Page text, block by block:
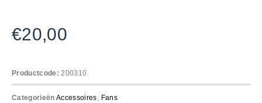
€20,00
Productcode:200310
Categorieën Accessoires, Fans